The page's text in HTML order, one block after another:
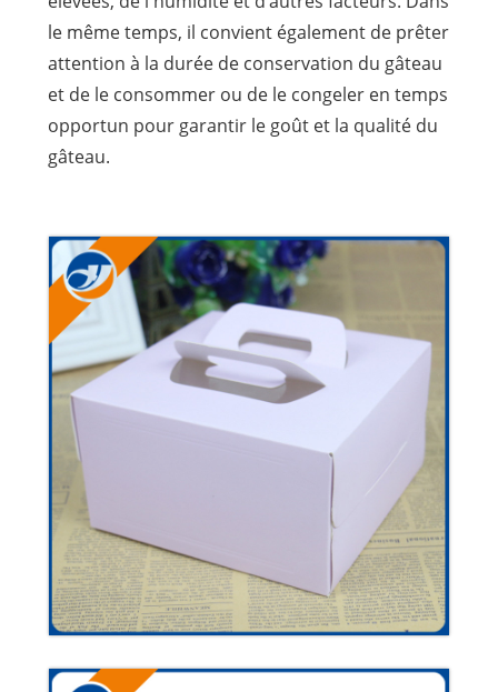
le même temps, il convient également de prêter
attention à la durée de conservation du gâteau
et de le consommer ou de le congeler en temps
opportun pour garantir le goût et la qualité du
gâteau.